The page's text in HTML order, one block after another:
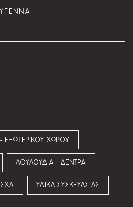
ΕΞΩΤΕΡΙΚΟΥ ΧΩΡΟΥ
ΛΟΥΛΟΥΔΙΑ - ΔΕΝΤΡΑ
ΥΛΙΚΑ ΣΥΣΚΕΥΑΣΙΑΣ